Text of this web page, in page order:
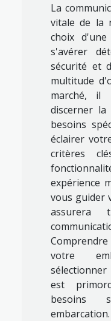
La
vitale de la
choix
s'avérer
sécurité et
multitude
marché, il
discerner
besoins
éclairer
critères
expérience
vous guider
assurera
votre
est
besoins